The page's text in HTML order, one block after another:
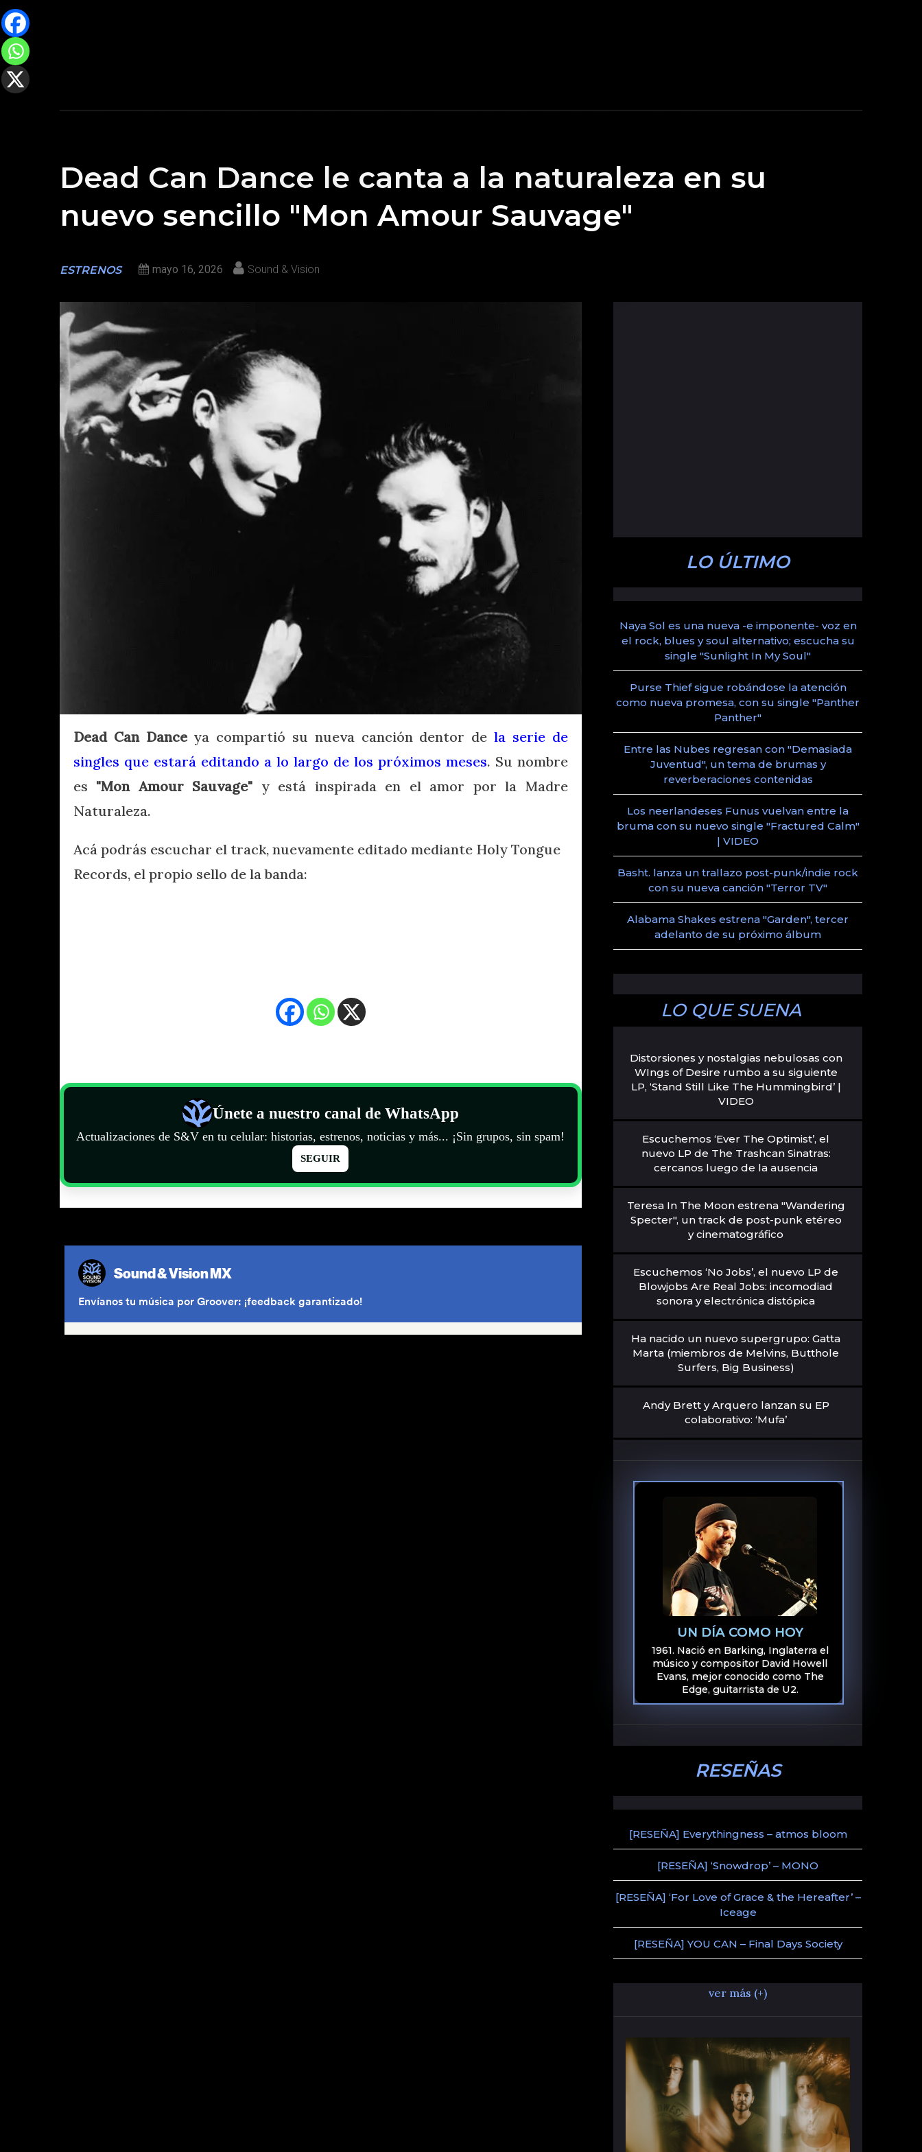
Dead Can Dance le canta a la naturaleza en su
nuevo sencillo "Mon Amour Sauvage"
ESTRENOS mayo 16, 2026 Sound & Vision
Dead Can Danceya compartió su nueva canción dentor de la serie de
singles que estará editando a lo largo de los próximos meses. Su nombre
es "Mon Amour Sauvage" y está inspirada en el amor por la Madre
Naturaleza.
Acá podrás escuchar el track, nuevamente editado mediante Holy Tongue
Records, el propio sello de la banda:
Únete a nuestro canal de WhatsApp
Actualizaciones de S&V en tu celular: historias, estrenos, noticias y más... ¡Sin grupos, sin spam!
SEGUIR
LO ÚLTIMO
Naya Sol es una nueva -e imponente- voz en
el rock, blues y soul alternativo; escucha su
single "Sunlight In My Soul"
Purse Thief sigue robándose la atención
como nueva promesa, con su single "Panther
Panther"
Entre las Nubes regresan con "Demasiada
Juventud", un tema de brumas y
reverberaciones contenidas
Los neerlandeses Funus vuelvan entre la
bruma con su nuevo single "Fractured Calm"
| VIDEO
Basht. lanza un trallazo post-punk/indie rock
con su nueva canción "Terror TV"
Alabama Shakes estrena "Garden", tercer
adelanto de su próximo álbum
LO QUE SUENA
Distorsiones y nostalgias nebulosas con
WIngs of Desire rumbo a su siguiente
LP, ‘Stand Still Like The Hummingbird’ |
VIDEO
Escuchemos ‘Ever The Optimist’, el
nuevo LP de The Trashcan Sinatras:
cercanos luego de la ausencia
Teresa In The Moon estrena "Wandering
Specter", un track de post-punk etéreo
y cinematográfico
Escuchemos ‘No Jobs’, el nuevo LP de
Blowjobs Are Real Jobs: incomodiad
sonora y electrónica distópica
Ha nacido un nuevo supergrupo: Gatta
Marta (miembros de Melvins, Butthole
Surfers, Big Business)
Andy Brett y Arquero lanzan su EP
colaborativo: ‘Mufa’
UN DÍA COMO HOY
1961. Nació en Barking, Inglaterra el
músico y compositor David Howell
Evans, mejor conocido como The
Edge, guitarrista de U2.
RESEÑAS
[RESEÑA] Everythingness – atmos bloom
[RESEÑA] ‘Snowdrop’ – MONO
[RESEÑA] ‘For Love of Grace & the Hereafter’ –
Iceage
[RESEÑA] YOU CAN – Final Days Society
ver más (+)